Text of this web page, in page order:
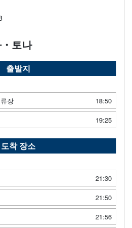
토나
출발지
장
18:50
19:25
도착 장소
21:30
21:50
21:56